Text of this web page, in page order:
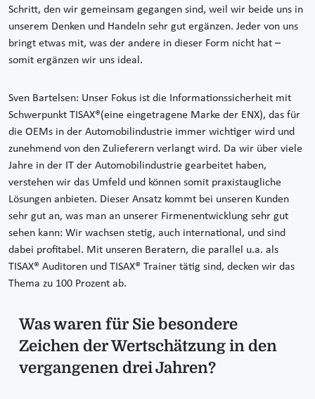
Schritt, den wir gemeinsam gegangen sind, weil wir beide uns in
unserem Denken und Handeln sehr gut ergänzen. Jeder von uns
bringt etwas mit, was der andere in dieser Form nicht hat –
somit ergänzen wir uns ideal.
Sven Bartelsen: Unser Fokus ist die Informationssicherheit mit
Schwerpunkt TISAX®(eine eingetragene Marke der ENX), das für
die OEMs in der Automobilindustrie immer wichtiger wird und
zunehmend von den Zulieferern verlangt wird. Da wir über viele
Jahre in der IT der Automobilindustrie gearbeitet haben,
verstehen wir das Umfeld und können somit praxistaugliche
Lösungen anbieten. Dieser Ansatz kommt bei unseren Kunden
sehr gut an, was man an unserer Firmenentwicklung sehr gut
sehen kann: Wir wachsen stetig, auch international, und sind
dabei profitabel. Mit unseren Beratern, die parallel u.a. als
TISAX® Auditoren und TISAX® Trainer tätig sind, decken wir das
Thema zu 100 Prozent ab.
Was waren für Sie besondere
Zeichen der Wertschätzung in den
vergangenen drei Jahren?